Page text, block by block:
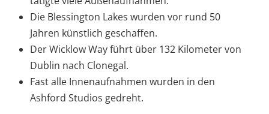
Die Blessington Lakes wurden vor rund 50
Jahren künstlich geschaffen.
Der Wicklow Way führt über 132 Kilometer von
Dublin nach Clonegal.
Fast alle Innenaufnahmen wurden in den
Ashford Studios gedreht.